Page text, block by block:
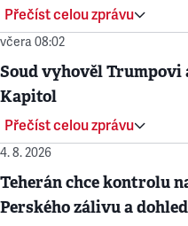
Přečíst celou zprávu
včera 08:02
Soud vyhověl
Kapitol
Přečíst celou zprávu
4. 8. 2026
Teherán chce kontrolu
Perského zálivu a